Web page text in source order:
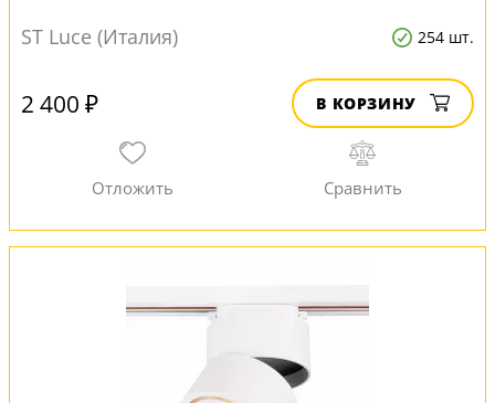
ST Luce (Италия) 254 шт.
2 400 ₽ В КОРЗИНУ